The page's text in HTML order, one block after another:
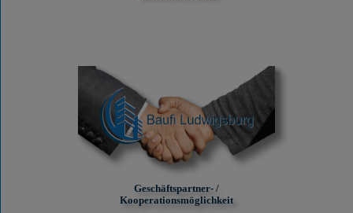
Geschäftspartner- /
Kooperationsmöglichkeit